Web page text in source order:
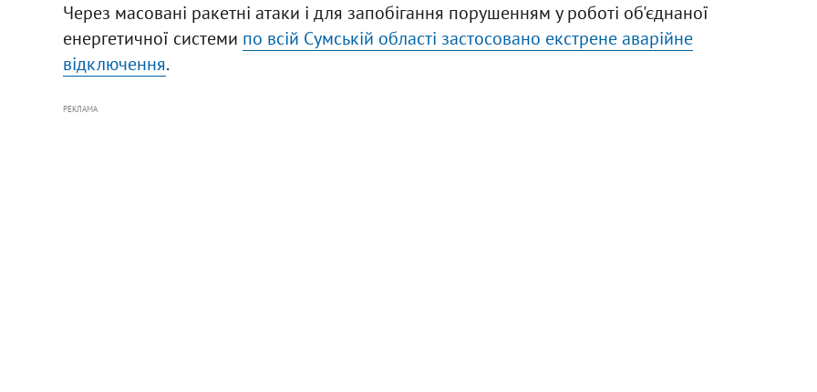
Через масовані ракетні атаки і для запобігання порушенням у роботі об'єднаної
енергетичної системи по всій Сумській області застосовано екстрене аварійне
відключення.
РЕКЛАМА